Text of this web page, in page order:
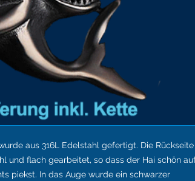
aus 316L Edelstahl gefertigt. Die Rückseite
und flach gearbeitet, so dass der Hai schön
piekst. In das Auge wurde ein schwarzer